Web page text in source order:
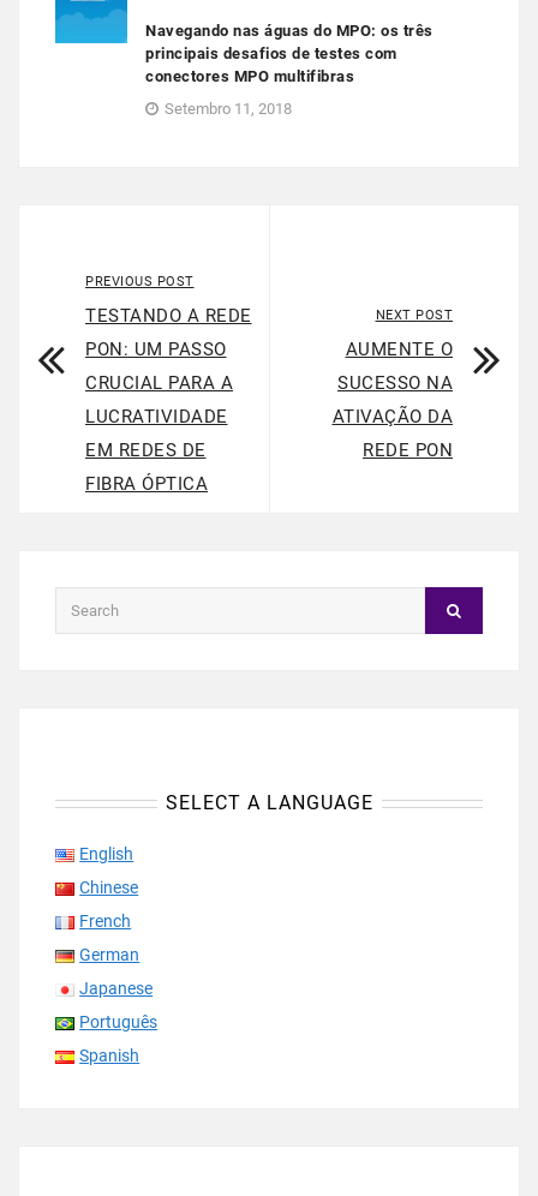
Navegando nas águas do MPO: os três
principais desafios de testes com
conectores MPO multifibras
Setembro 11, 2018
PREVIOUS POST
TESTANDO A REDE
PON: UM PASSO
CRUCIAL PARA A
LUCRATIVIDADE
EM REDES DE
FIBRA ÓPTICA
NEXT POST
AUMENTE O
SUCESSO NA
ATIVAÇÃO DA
REDE PON
SELECT A LANGUAGE
English
Chinese
French
German
Japanese
Português
Spanish